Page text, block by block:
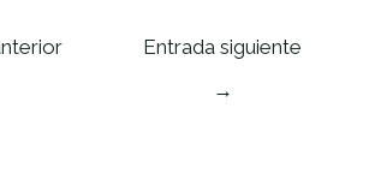
Entrada siguiente
→